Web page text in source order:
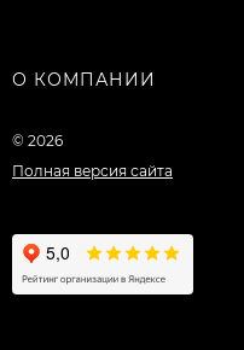
О КОМПАНИИ
© 2026
Полная версия сайта